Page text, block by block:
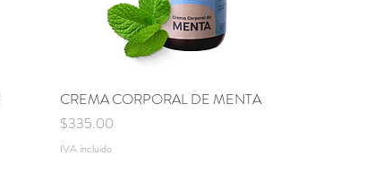
Vista rápida
CREMA CORPORAL DE MENTA
Precio
$335.00
IVA incluido